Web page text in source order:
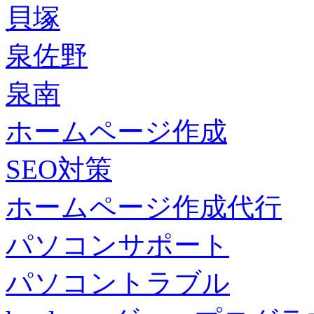
貝塚
泉佐野
泉南
ホームページ作成
SEO対策
ホームページ作成代行
パソコンサポート
パソコントラブル